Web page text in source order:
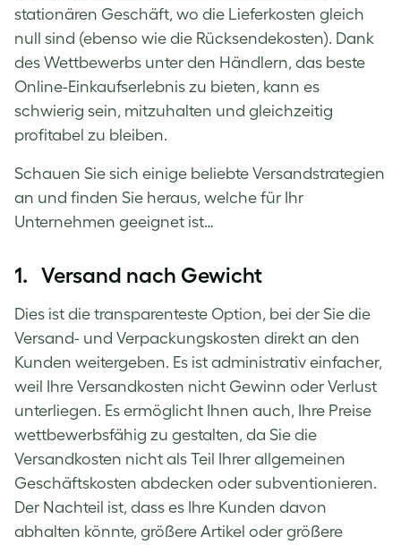
stationären Geschäft, wo die Lieferkosten gleich
null sind (ebenso wie die Rücksendekosten). Dank
des Wettbewerbs unter den Händlern, das beste
Online-Einkaufserlebnis zu bieten, kann es
schwierig sein, mitzuhalten und gleichzeitig
profitabel zu bleiben.
Schauen Sie sich einige beliebte Versandstrategien
an und finden Sie heraus, welche für Ihr
Unternehmen geeignet ist…
1. Versand nach Gewicht
Dies ist die transparenteste Option, bei der Sie die
Versand- und Verpackungskosten direkt an den
Kunden weitergeben. Es ist administrativ einfacher,
weil Ihre Versandkosten nicht Gewinn oder Verlust
unterliegen. Es ermöglicht Ihnen auch, Ihre Preise
wettbewerbsfähig zu gestalten, da Sie die
Versandkosten nicht als Teil Ihrer allgemeinen
Geschäftskosten abdecken oder subventionieren.
Der Nachteil ist, dass es Ihre Kunden davon
abhalten könnte, größere Artikel oder größere